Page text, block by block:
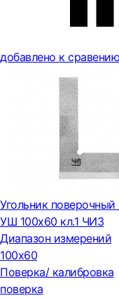
добавлено к сравению
Угольник
УШ 100х60 кл.1 ЧИЗ
Диапазон измерений
100х60
Поверка/ калибровка
поверка